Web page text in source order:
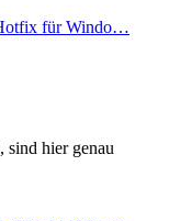
für Windo…
sind hier genau